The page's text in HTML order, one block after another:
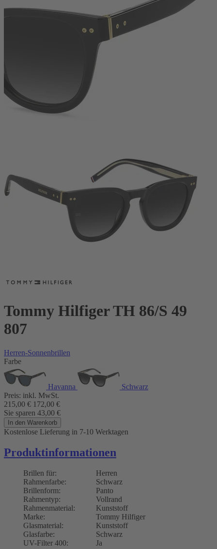
Tommy Hilfiger TH 86/S 49
807
Herren-Sonnenbrillen
Farbe
Havanna
Schwarz
Preis: inkl. MwSt.
215,00 € 172,00 €
Sie sparen 43,00 €
In den Warenkorb
Kostenlose Lieferung in 7-10 Werktagen
Produktinformationen
Brillen für:
Herren
Rahmenfarbe:
Schwarz
Brillenform:
Panto
Rahmentyp:
Vollrand
Rahmenmaterial:
Kunststoff
Marke:
Tommy Hilfiger
Glasmaterial:
Kunststoff
Glasfarbe:
Schwarz
UV-Filter 400:
Ja